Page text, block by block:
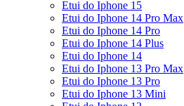
Etui do Iphone 15
Etui do Iphone 14 Pro Max
Etui do Iphone 14 Pro
Etui do Iphone 14 Plus
Etui do Iphone 14
Etui do Iphone 13 Pro Max
Etui do Iphone 13 Pro
Etui do Iphone 13 Mini